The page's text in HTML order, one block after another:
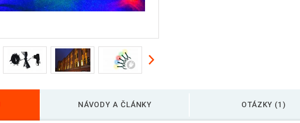
NÁVODY A ČLÁNKY OTÁZKY (1)